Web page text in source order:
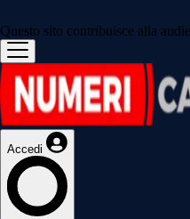
Questo sito contribuisce alla
Accedi